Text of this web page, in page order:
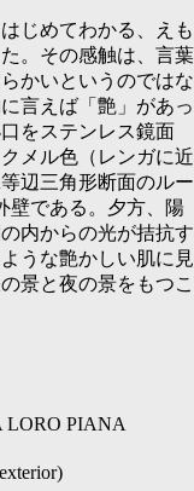
じめてわかる、えも
。その感触は、言葉
かいというのではな
言えば「艶」があっ
をステンレス鏡面
メル色（レンガに近
辺三角形断面のルー
壁である。夕方、陽
内からの光が拮抗す
うな艶かしい肌に見
景と夜の景をもつこ
LORO PIANA